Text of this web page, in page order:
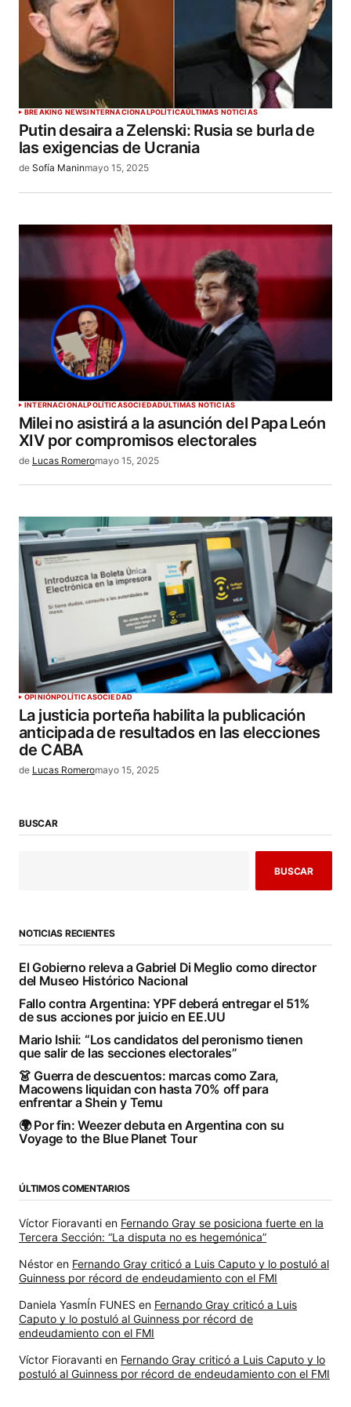
BREAKING NEWSINTERNACIONALPOLÍTICAÚLTIMAS NOTICIAS
Putin desaira a Zelenski: Rusia se burla de
las exigencias de Ucrania
de Sofía Maninmayo 15, 2025
INTERNACIONALPOLÍTICASOCIEDADÚLTIMAS NOTICIAS
Milei no asistirá a la asunción del Papa León
XIV por compromisos electorales
de Lucas Romeromayo 15, 2025
OPINIÓNPOLÍTICASOCIEDAD
La justicia porteña habilita la publicación
anticipada de resultados en las elecciones
de CABA
de Lucas Romeromayo 15, 2025
BUSCAR
BUSCAR
NOTICIAS RECIENTES
El Gobierno releva a Gabriel Di Meglio como director
del Museo Histórico Nacional
Fallo contra Argentina: YPF deberá entregar el 51%
de sus acciones por juicio en EE.UU
Mario Ishii: “Los candidatos del peronismo tienen
que salir de las secciones electorales”
👗 Guerra de descuentos: marcas como Zara,
Macowens liquidan con hasta 70% off para
enfrentar a Shein y Temu
🌍 Por fin: Weezer debuta en Argentina con su
Voyage to the Blue Planet Tour
ÚLTIMOS COMENTARIOS
Víctor Fioravanti en Fernando Gray se posiciona fuerte en la
Tercera Sección: “La disputa no es hegemónica”
Néstor en Fernando Gray criticó a Luis Caputo y lo postuló al
Guinness por récord de endeudamiento con el FMI
Daniela YasmÍn FUNES en Fernando Gray criticó a Luis
Caputo y lo postuló al Guinness por récord de
endeudamiento con el FMI
Víctor Fioravanti en Fernando Gray criticó a Luis Caputo y lo
postuló al Guinness por récord de endeudamiento con el FMI